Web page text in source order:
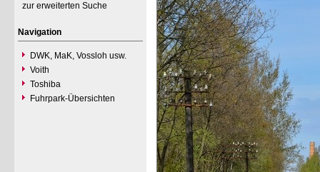
zur erweiterten Suche
Navigation
DWK, MaK, Vossloh usw.
Voith
Toshiba
Fuhrpark-Übersichten